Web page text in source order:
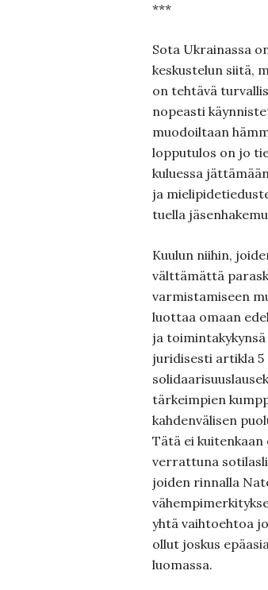
***
Sota Ukrainassa
keskustelun siitä,
on tehtävä
nopeasti
muodoiltaan
lopputulos on jo
kuluessa
ja
tuella
Kuulun niihin,
välttämättä
varmistamiseen
luottaa omaan
ja
juridisesti artikla 5
tärkeimpien
kahdenvälisen
Tätä ei
verrattuna
joiden rinnalla
yhtä vaihtoehtoa
ollut joskus
luomassa.